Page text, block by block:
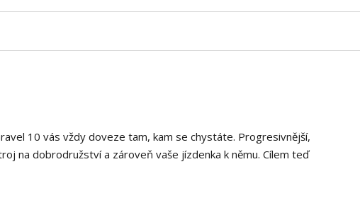
10 vás vždy doveze tam, kam se chystáte. Progresivnější,
na dobrodružství a zároveň vaše jízdenka k němu. Cílem teď